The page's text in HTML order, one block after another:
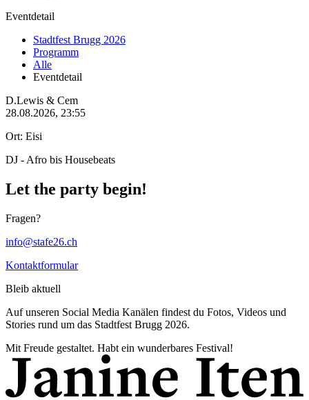
Eventdetail
Stadtfest Brugg 2026
Programm
Alle
Eventdetail
D.Lewis & Cem
28.08.2026, 23:55
Ort: Eisi
DJ - Afro bis Housebeats
Let the party begin!
Fragen?
info@stafe26.ch
Kontaktformular
Bleib aktuell
Auf unseren Social Media Kanälen findest du Fotos, Videos und
Stories rund um das Stadtfest Brugg 2026.
Mit Freude gestaltet. Habt ein wunderbares Festival!